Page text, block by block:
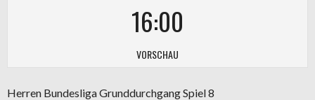
16:00
VORSCHAU
Herren Bundesliga Grunddurchgang Spiel 8